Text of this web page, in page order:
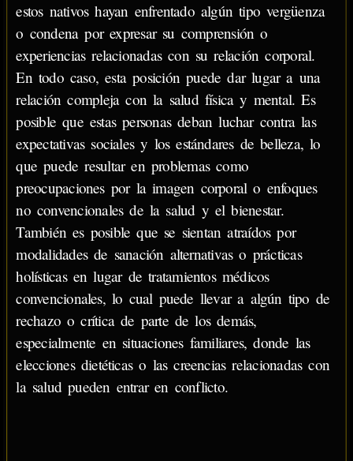
estos nativos hayan enfrentado algún tipo vergüenza
o condena por expresar su comprensión o
experiencias relacionadas con su relación corporal.
En todo caso, esta posición puede dar lugar a una
relación compleja con la salud física y mental. Es
posible que estas personas deban luchar contra las
expectativas sociales y los estándares de belleza, lo
que puede resultar en problemas como
preocupaciones por la imagen corporal o enfoques
no convencionales de la salud y el bienestar.
También es posible que se sientan atraídos por
modalidades de sanación alternativas o prácticas
holísticas en lugar de tratamientos médicos
convencionales, lo cual puede llevar a algún tipo de
rechazo o crítica de parte de los demás,
especialmente en situaciones familiares, donde las
elecciones dietéticas o las creencias relacionadas con
la salud pueden entrar en conflicto.